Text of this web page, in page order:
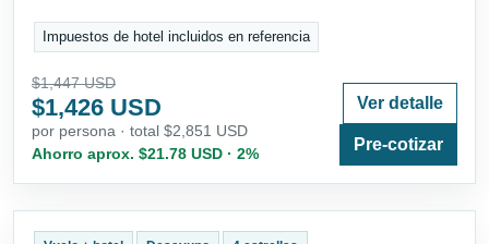
Impuestos de hotel incluidos en referencia
$1,447 USD
$1,426 USD
por persona · total $2,851 USD
Ahorro aprox. $21.78 USD · 2%
Ver detalle
Pre-cotizar